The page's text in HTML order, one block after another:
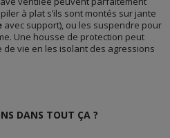
à plat s’ils sont montés sur jante
avec support), ou les suspendre pour
Une housse de protection peut
vie en les isolant des agressions
DANS TOUT ÇA ?